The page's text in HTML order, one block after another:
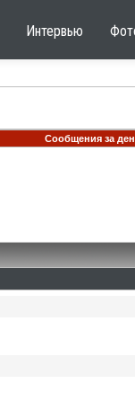
Интервью
Сообщения за